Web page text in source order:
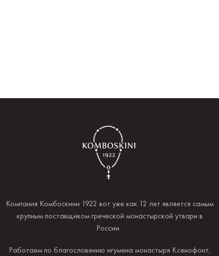
Компания Комбоскини 1922 вот уже как 12 лет является самым
крупным поставщиком греческой монастырской утвари в
России.
Работаем по благословению игумена монастыря Ксенофонт,